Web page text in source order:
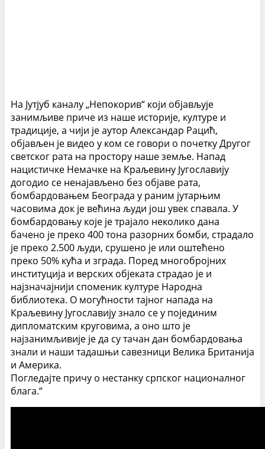
На Јутјуб каналу „Непокорив“ који објављује
занимљиве приче из наше историје, културе и
традиције, а чији је аутор Александар Рацић,
објављен је видео у ком се говори о почетку Другог
светског рата на простору наше земље. Напад
нацистичке Немачке на Краљевину Југославију
догодио се ненајављено без објаве рата,
бомбардовањем Београда у раним јутарњим
часовима док је већина људи још увек спавала. У
бомбардовању које је трајало неколико дана
бачено је преко 400 тона разорних бомби, страдало
је преко 2.500 људи, срушено је или оштећено
преко 50% кућа и зграда. Поред многобројних
институција и верских објеката страдао је и
најзначајнији споменик културе Народна
библиотека. О могућности тајног напада на
Краљевину Југославију знало се у појединим
дипломатским круговима, а оно што је
најзанимљивије је да су тачан дан бомбардовања
знали и наши тадашњи савезници Велика Британија
и Америка.
Погледајте причу о нестанку српског националног
блага.“